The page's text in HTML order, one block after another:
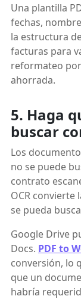
Una plantilla
fechas,
la estructura
facturas para
reformateo
ahorrada.
5. Haga
buscar
Los
no se puede
contrato
OCR convierte
se pueda
Google Drive
Docs. PDF to
conversión, lo
que un
habría